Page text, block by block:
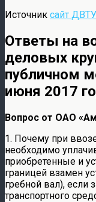
Источник сайт ДВТУ
Ответы на
деловых
публичном
июня 2017
Вопрос от ОАО
1. Почему при
необходимо
приобретенные и
границей взамен
гребной вал), если
транспортного